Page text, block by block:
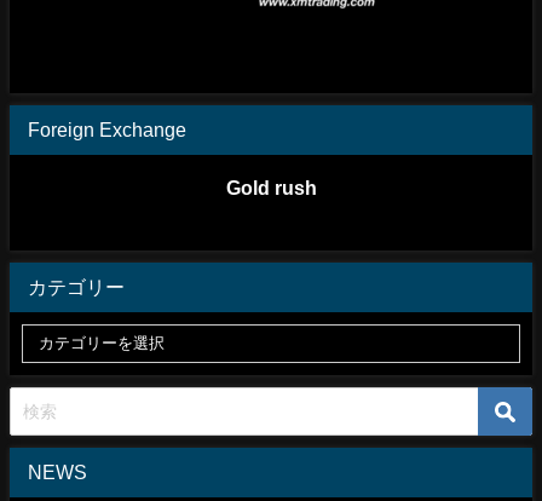
Foreign Exchange
Gold rush
カテゴリー
NEWS